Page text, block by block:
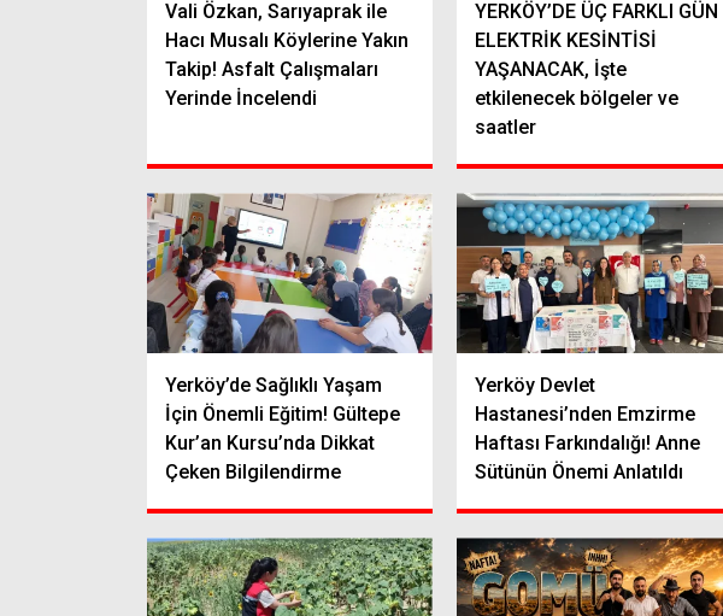
Vali Özkan, Sarıyaprak ile
Hacı Musalı Köylerine Yakın
Takip! Asfalt Çalışmaları
Yerinde İncelendi
YERKÖY’DE ÜÇ FARKLI GÜN
ELEKTRİK KESİNTİSİ
YAŞANACAK, İşte
etkilenecek bölgeler ve
saatler
Yerköy’de Sağlıklı Yaşam
İçin Önemli Eğitim! Gültepe
Kur’an Kursu’nda Dikkat
Çeken Bilgilendirme
Yerköy Devlet
Hastanesi’nden Emzirme
Haftası Farkındalığı! Anne
Sütünün Önemi Anlatıldı